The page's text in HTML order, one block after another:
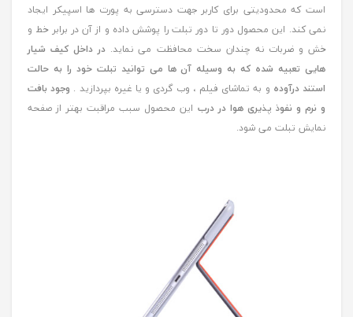
است که محدودیتی برای کاربر جهت دسترسی به پورت ها اسپیکر ایجاد
نمی کند. این محصول دور تا دور تبلت را پوشش داده و از آن در برابر خط و
خش و ضربات نه چندان سخت محافظت می نماید. در داخل کیف شیار
هایی تعبیه شده که به وسیله آن ها می توانید تبلت خود را به حالت
استند درآوده و به تماشای فیلم ، وب گردی و یا غیره بپردازید . وجود بافت
و نرم و نفوذ پذیری هوا در درب این محصول سبب مراقبت بهتر از صفحه
نمایش تبلت می شود.